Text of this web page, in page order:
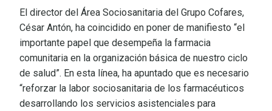
El director del Área Sociosanitaria del Grupo Cofares,
César Antón, ha coincidido en poner de manifiesto “el
importante papel que desempeña la farmacia
comunitaria en la organización básica de nuestro ciclo
de salud”. En esta línea, ha apuntado que es necesario
“reforzar la labor sociosanitaria de los farmacéuticos
desarrollando los servicios asistenciales para